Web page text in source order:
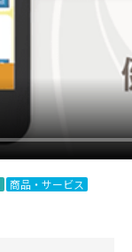
商品・サービス